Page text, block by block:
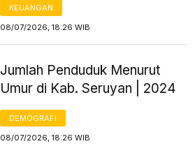
KEUANGAN
08/07/2026, 18:26 WIB
Jumlah Penduduk Menurut
Umur di Kab. Seruyan | 2024
DEMOGRAFI
08/07/2026, 18:26 WIB